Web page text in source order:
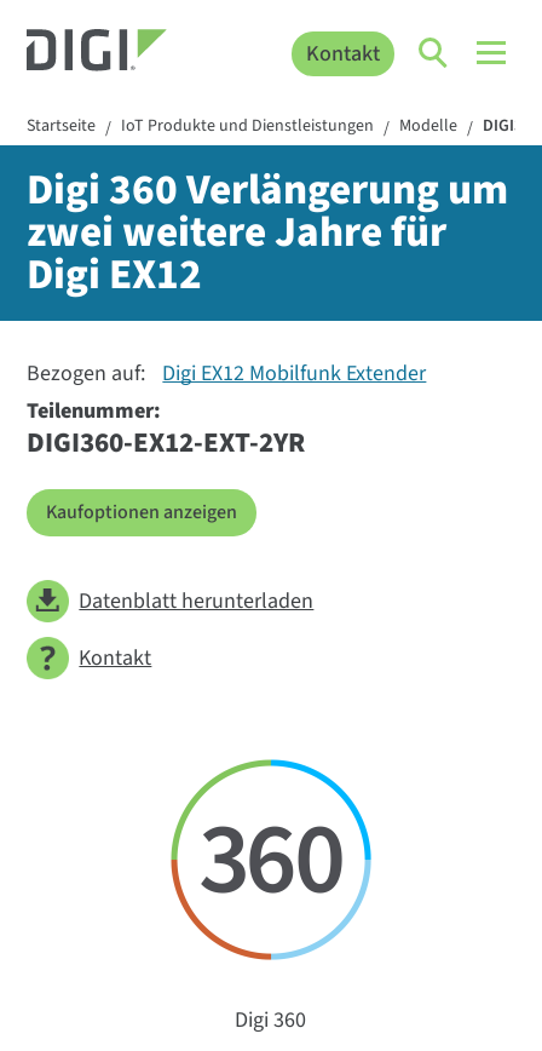
Kontakt
Startseite / IoT Produkte und Dienstleistungen / Modelle /
Digi 360 Verlängerung um
zwei weitere Jahre für
Digi EX12
Bezogen auf: Digi EX12 Mobilfunk Extender
Digi 360
Teilenummer:
DIGI360-EX12-EXT-2YR
Kaufoptionen anzeigen
Datenblatt herunterladen
Kontakt